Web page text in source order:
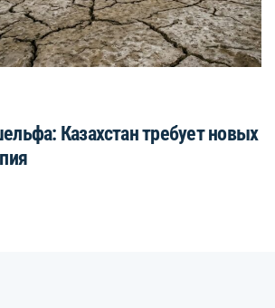
Казахстан требует новых